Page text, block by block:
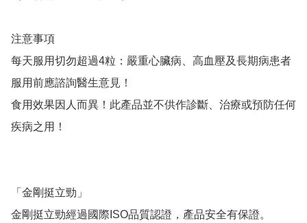
注意事項
每天服用切勿超過4粒：嚴重心臟病、高血壓及長期病患者
服用前應諮詢醫生意見！
食用效果因人而異！此產品並不供作診斷、治療或預防任何
疾病之用！
「金剛挺立勁」
金剛挺立勁經過國際ISO品質認證，產品安全有保證。